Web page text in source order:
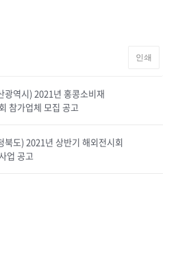
인쇄
광역시) 2021년 홍콩소비재
참가업체 모집 공고
북도) 2021년 상반기 해외전시회
업 공고